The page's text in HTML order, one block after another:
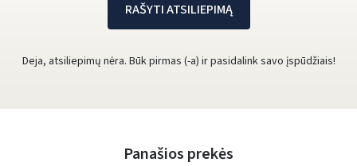
RAŠYTI ATSILIEPIMĄ
Deja, atsiliepimų nėra. Būk pirmas (-a) ir pasidalink savo įspūdžiais!
Panašios prekės